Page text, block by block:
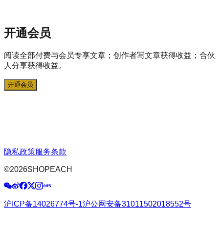
开通会员
阅读全部付费与会员专享文章；创作者写文章获得收益；合伙
人分享获得收益。
开通会员
隐私政策服务条款
©2026SHOPEACH
沪ICP备14026774号-1沪公网安备31011502018552号